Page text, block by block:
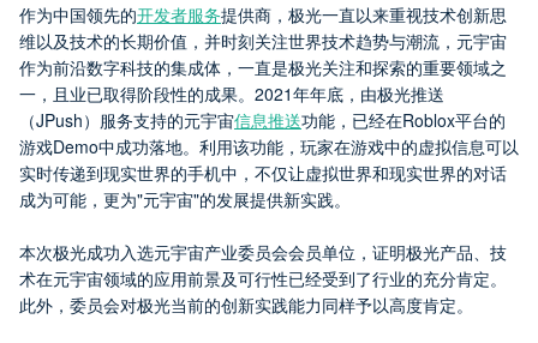
作为中国领先的开发者服务提供商，极光一直以来重视技术创新思
维以及技术的长期价值，并时刻关注世界技术趋势与潮流，元宇宙
作为前沿数字科技的集成体，一直是极光关注和探索的重要领域之
一，且业已取得阶段性的成果。2021年年底，由极光推送
（JPush）服务支持的元宇宙信息推送功能，已经在Roblox平台的
游戏Demo中成功落地。利用该功能，玩家在游戏中的虚拟信息可以
实时传递到现实世界的手机中，不仅让虚拟世界和现实世界的对话
成为可能，更为"元宇宙"的发展提供新实践。
本次极光成功入选元宇宙产业委员会会员单位，证明极光产品、技
术在元宇宙领域的应用前景及可行性已经受到了行业的充分肯定。
此外，委员会对极光当前的创新实践能力同样予以高度肯定。